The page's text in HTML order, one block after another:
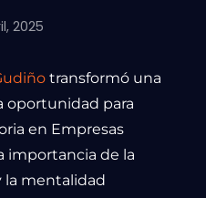
2025
transformó una
oportunidad para
en Empresas
importancia de la
la mentalidad